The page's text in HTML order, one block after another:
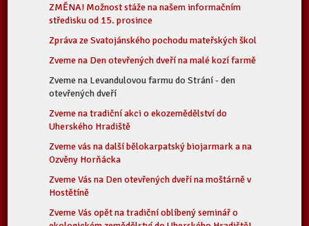
ZMĚNA! Možnost stáže na našem informačním
středisku od 15. prosince
Zpráva ze Svatojánského pochodu mateřských škol
Zveme na Den otevřených dveří na malé kozí farmě
Zveme na Levandulovou farmu do Strání - den
otevřených dveří
Zveme na tradiční akci o ekozemědělství do
Uherského Hradiště
Zveme vás na další bělokarpatský biojarmark a na
Ozvěny Horňácka
Zveme Vás na Den otevřených dveří na moštárně v
Hostětíně
Zveme Vás opět na tradiční oblíbený seminář o